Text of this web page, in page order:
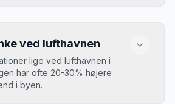
blive opkrævet for skader, der
før du fik bilen.
ved lufthavnen
lige ved lufthavnen i
har ofte 20-30% højere
i byen.